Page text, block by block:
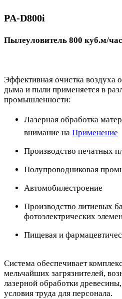
PA-D800i
Пылеуловитель 800 куб.м/час
Эффективная очистка воздуха
дыма и пыли применяется в
промышленности:
Лазерная обработка
внимание на Применение
Производство печатных
Полупроводниковая
Автомобилестроение
Производство литиевых
фотоэлектрических
Пищевая и
Система обеспечивает
мельчайших загрязнителей,
лазерной обработки
условия труда для персонала.